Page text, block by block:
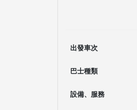
出發車次
巴士種類
設備、服務